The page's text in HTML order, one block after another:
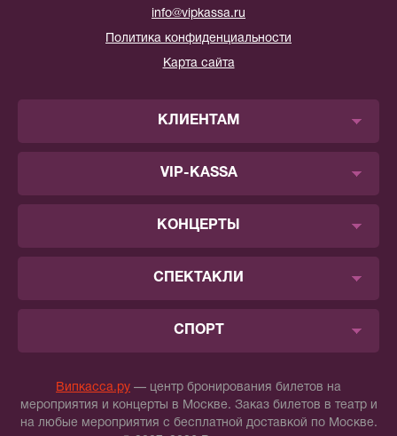
info@vipkassa.ru
Политика конфиденциальности
Карта сайта
КЛИЕНТАМ
VIP-KASSA
КОНЦЕРТЫ
СПЕКТАКЛИ
СПОРТ
Випкасса.ру — центр бронирования билетов на
мероприятия и концерты в Москве. Заказ билетов в театр и
на любые мероприятия с бесплатной доставкой по Москве.